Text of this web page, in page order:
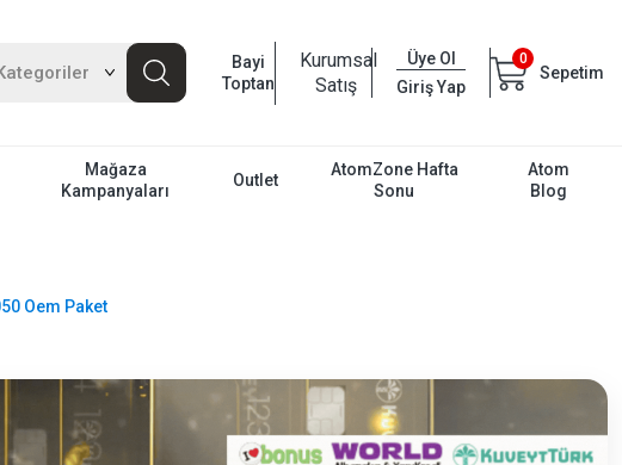
Bayi
Toptan
Kurumsal
Satış
Üye Ol
Giriş Yap
0
Sepetim
Mağaza
Kampanyaları
Outlet
AtomZone Hafta
Sonu
Atom
Blog
Oem Paket